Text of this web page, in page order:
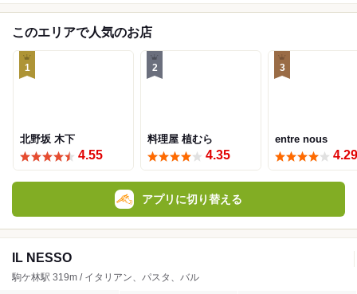
このエリアで人気のお店
1
北野坂 木下
4.55
2
料理屋 植むら
4.35
3
entre nous
4.29
アプリに切り替える
IL NESSO
駒ケ林駅 319m / イタリアン、パスタ、バル